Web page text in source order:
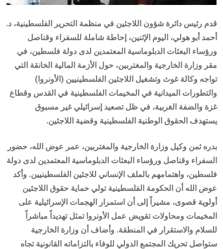
قدم رئيس دائرة شؤون اللاجئين في منظمة التحرير الفلسطينية، د.
أحمد أبو هولي، اليوم الإثنين، إحاطة شاملة للسفراء وقناصل
ورؤساء البعثات الدبلوماسية المعتمدين لدى دولة فلسطين، في
مقر وزارة الخارجية والمغتربين، حول الأزمة المالية الخانقة التي
تواجه وكالة غوث وتشغيل اللاجئين الفلسطينيين (الأونروا)
والتطورات الميدانية في المخيمات الفلسطينية في القدس وقطاع
غزة والضفة الغربية، في ظل تصعيد إسرائيلي غير مسبوق
يستهدف الحقوق الوطنية الفلسطينية وقضية اللاجئين.
بدره ثمن وكيل وزارة الخارجية والمغتربين، عمر عوض الله، حضور
السفراء وقناصل ورؤساء البعثات الدبلوماسية المعتمدين لدى دولة
فلسطين، واهتمامهم بالملف الإنساني للاجئين الفلسطينيين. وأكد
عوض الله أن الحكومة الفلسطينية تولي حماية حقوق اللاجئين
أولوية قصوى، مشيراً إلى أن استمرار الهجمات الإسرائيلية على
المخيمات ومحاولات تقويض عمل الأونروا تمثل تهديداً مباشراً
للسلام والاستقرار في المنطقة. وأضاف أن وزارة الخارجية
ستواصل تحريك المجتمع الدولي للوفاء بالتزاماته القانونية تجاه